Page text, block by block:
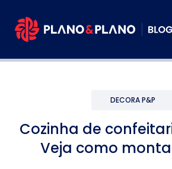
DECORA P&P
Cozinha de
Veja como